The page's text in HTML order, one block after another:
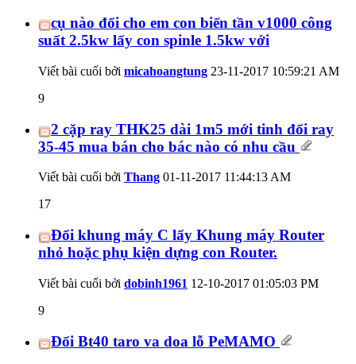
cụ nào đổi cho em con biển tần v1000 công
suất 2.5kw lấy con spinle 1.5kw với
Viết bài cuối bởi micahoangtung 23-11-2017 10:59:21 AM
9
2 cặp ray THK25 dài 1m5 mới tinh đổi ray
35-45 mua bán cho bác nào có nhu cầu
Viết bài cuối bởi Thang 01-11-2017 11:44:13 AM
17
Đổi khung máy C lấy Khung máy Router
nhỏ hoặc phụ kiện dựng con Router.
Viết bài cuối bởi dobinh1961 12-10-2017 01:05:03 PM
9
Đổi Bt40 taro va doa lỗ PeMAMO